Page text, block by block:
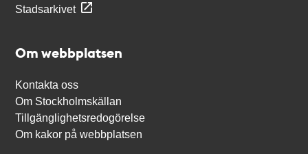
Stadsarkivet
Om webbplatsen
Kontakta oss
Om Stockholmskällan
Tillgänglighetsredogörelse
Om kakor på webbplatsen